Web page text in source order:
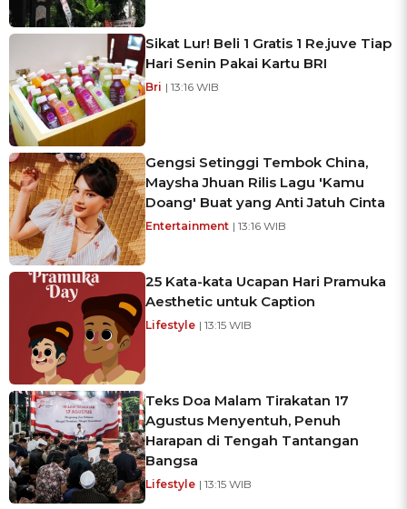
Sikat Lur! Beli 1 Gratis 1 Re.juve Tiap
Hari Senin Pakai Kartu BRI
Bri | 13:16 WIB
Gengsi Setinggi Tembok China,
Maysha Jhuan Rilis Lagu 'Kamu
Doang' Buat yang Anti Jatuh Cinta
Entertainment | 13:16 WIB
25 Kata-kata Ucapan Hari Pramuka
Aesthetic untuk Caption
Lifestyle | 13:15 WIB
Teks Doa Malam Tirakatan 17
Agustus Menyentuh, Penuh
Harapan di Tengah Tantangan
Bangsa
Lifestyle | 13:15 WIB